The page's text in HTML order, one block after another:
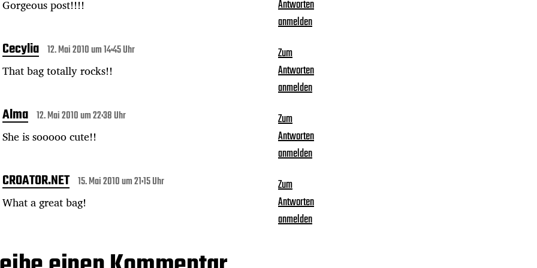
Gorgeous post!!!!
Antworten
anmelden
Cecylia 12. Mai 2010 um 14:45 Uhr
That bag totally rocks!!
Zum
Antworten
anmelden
Alma 12. Mai 2010 um 22:38 Uhr
She is sooooo cute!!
Zum
Antworten
anmelden
CROATOR.NET 15. Mai 2010 um 21:15 Uhr
What a great bag!
Zum
Antworten
anmelden